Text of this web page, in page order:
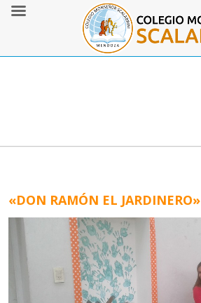
«DON RAMÓN EL JARDINERO»